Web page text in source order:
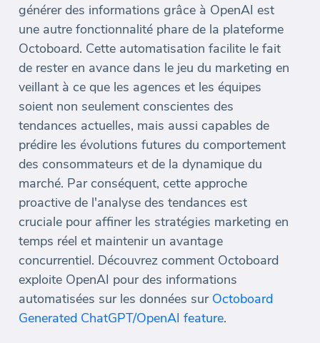
générer des informations grâce à OpenAI est
une autre fonctionnalité phare de la plateforme
Octoboard. Cette automatisation facilite le fait
de rester en avance dans le jeu du marketing en
veillant à ce que les agences et les équipes
soient non seulement conscientes des
tendances actuelles, mais aussi capables de
prédire les évolutions futures du comportement
des consommateurs et de la dynamique du
marché. Par conséquent, cette approche
proactive de l'analyse des tendances est
cruciale pour affiner les stratégies marketing en
temps réel et maintenir un avantage
concurrentiel. Découvrez comment Octoboard
exploite OpenAI pour des informations
automatisées sur les données sur Octoboard
Generated ChatGPT/OpenAI feature.